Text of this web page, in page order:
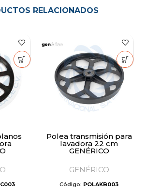
RELACIONADOS
Polea transmisión para
lavadora 22 cm
GENÉRICO
GENÉRICO
Código: POLAKB003